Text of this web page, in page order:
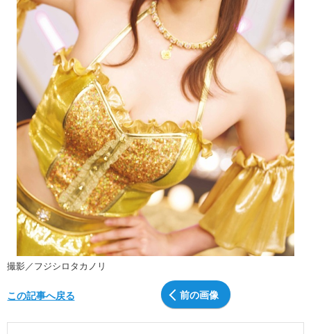
撮影／フジシロタカノリ
前の画像
この記事へ戻る